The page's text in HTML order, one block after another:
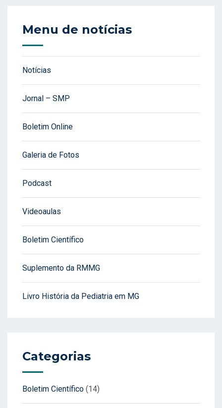
Menu de notícias
Notícias
Jornal – SMP
Boletim Online
Galeria de Fotos
Podcast
Videoaulas
Boletim Científico
Suplemento da RMMG
Livro História da Pediatria em MG
Categorias
Boletim Científico (14)